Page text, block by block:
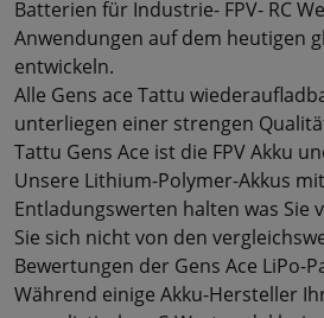
Batterien für Industrie- FPV- RC
Anwendungen auf dem heutigen
entwickeln.
Alle Gens ace Tattu
unterliegen einer strengen
Tattu Gens Ace ist die FPV Akku
Unsere Lithium-Polymer-Akkus
Entladungswerten halten was Sie
Sie sich nicht von den
Bewertungen der Gens Ace LiPo-
Während einige Akku-Hersteller